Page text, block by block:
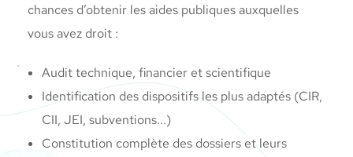
chances d’obtenir les aides publiques auxquelles
vous avez droit :
Audit technique, financier et scientifique
Identification des dispositifs les plus adaptés (CIR,
CII, JEI, subventions...)
Constitution complète des dossiers et leurs